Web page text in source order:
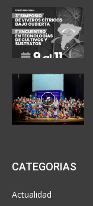
CATEGORIAS
Actualidad